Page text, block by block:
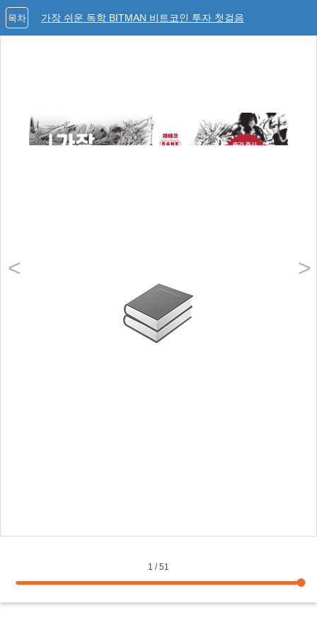
가장 쉬운 독학 BITMAN 비트코인 투자 첫걸음
목차
< >
1 /51